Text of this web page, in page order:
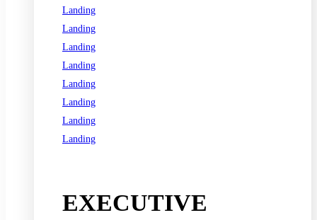
Landing
Landing
Landing
Landing
Landing
Landing
Landing
Landing
EXECUTIVE